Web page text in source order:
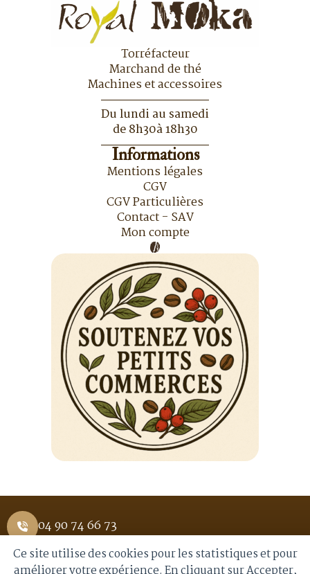
Torréfacteur
Marchand de thé
Machines et accessoires
Du lundi au samedi
de 8h30à 18h30
Informations
Mentions légales
CGV
CGV Particulières
Contact - SAV
Mon compte
04 90 74 66 73
1 Place Saint Pierre 84400 APT
Ce site utilise des cookies pour les statistiques et pour